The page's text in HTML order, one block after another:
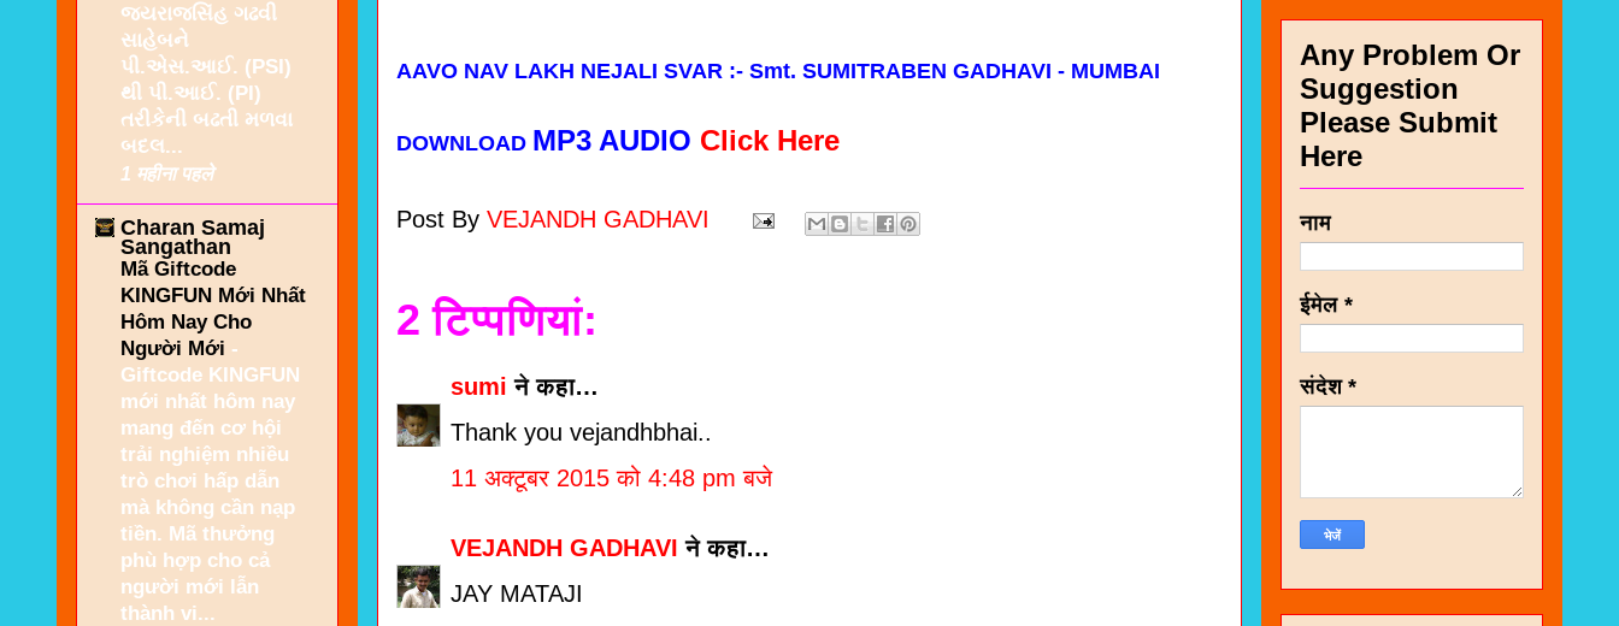
AAVO NAV LAKH NEJALI SVAR :- Smt. SUMITRABEN GADHAVI - MUMBAI
DOWNLOAD MP3 AUDIO Click Here
Post By VEJANDH GADHAVI
2 टिप्‍पणियां:
sumi ने कहा…
Thank you vejandhbhai..
11 अक्टूबर 2015 को 4:48 pm बजे
VEJANDH GADHAVI ने कहा…
JAY MATAJI
જયરાજસિંહ ગઢવી
સાહેબને
પી.એસ.આઈ. (PSI)
થી પી.આઈ. (PI)
તરીકેની બઢતી મળવા
બદલ...
1 महीना पहले
Charan Samaj
Sangathan
Mã Giftcode
KINGFUN Mới Nhất
Hôm Nay Cho
Người Mới -
Giftcode KINGFUN
mới nhất hôm nay
mang đến cơ hội
trải nghiệm nhiều
trò chơi hấp dẫn
mà không cần nạp
tiền. Mã thưởng
phù hợp cho cả
người mới lẫn
thành vi...
Any Problem Or
Suggestion
Please Submit
Here
नाम
ईमेल *
संदेश *